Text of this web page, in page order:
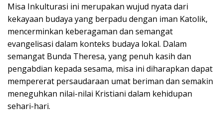
Misa Inkulturasi ini merupakan wujud nyata dari
kekayaan budaya yang berpadu dengan iman Katolik,
mencerminkan keberagaman dan semangat
evangelisasi dalam konteks budaya lokal. Dalam
semangat Bunda Theresa, yang penuh kasih dan
pengabdian kepada sesama, misa ini diharapkan dapat
mempererat persaudaraan umat beriman dan semakin
meneguhkan nilai-nilai Kristiani dalam kehidupan
sehari-hari.